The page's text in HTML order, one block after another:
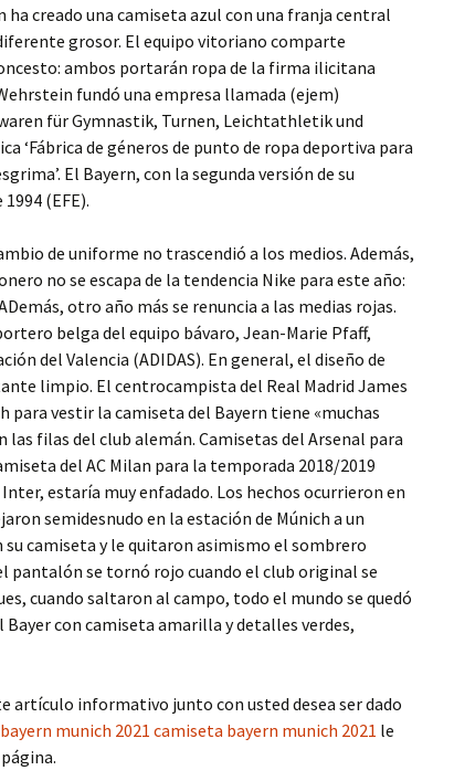
ha creado una camiseta azul con una franja central
grosor. El equipo vitoriano comparte
ambos portarán ropa de la firma ilicitana
fundó una empresa llamada (ejem)
für Gymnastik, Turnen, Leichtathletik und
‘Fábrica de géneros de punto de ropa deportiva para
El Bayern, con la segunda versión de su
(EFE).
de uniforme no trascendió a los medios. Además,
no se escapa de la tendencia Nike para este año:
otro año más se renuncia a las medias rojas.
belga del equipo bávaro, Jean-Marie Pfaff,
del Valencia (ADIDAS). En general, el diseño de
limpio. El centrocampista del Real Madrid James
para vestir la camiseta del Bayern tiene «muchas
las filas del club alemán. Camisetas del Arsenal para
del AC Milan para la temporada 2018/2019
estaría muy enfadado. Los hechos ocurrieron en
semidesnudo en la estación de Múnich a un
camiseta y le quitaron asimismo el sombrero
pantalón se tornó rojo cuando el club original se
cuando saltaron al campo, todo el mundo se quedó
con camiseta amarilla y detalles verdes,
artículo informativo junto con usted desea ser dado
munich 2021 camiseta bayern munich 2021 le